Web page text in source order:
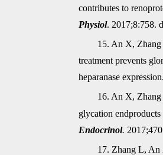
contributes to
Physiol. 2017;8:758.
15. An X,
treatment prevents
heparanase
16. An X,
glycation
Endocrinol.
17. Zhang L,